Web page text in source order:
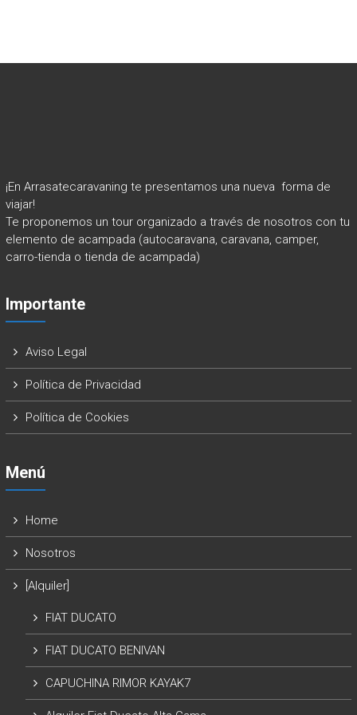
¡En Arrasatecaravaning te presentamos una nueva forma de
viajar!
Te proponemos un tour organizado a través de nosotros con tu
elemento de acampada (autocaravana, caravana, camper,
carro-tienda o tienda de acampada)
Importante
Aviso Legal
Política de Privacidad
Política de Cookies
Menú
Home
Nosotros
[Alquiler]
FIAT DUCATO
FIAT DUCATO BENIVAN
CAPUCHINA RIMOR KAYAK7